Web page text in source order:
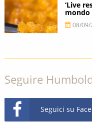
‘Live
08/09/
Seguire
Seguici su